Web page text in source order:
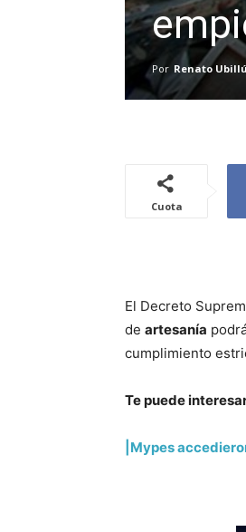
Por Renato
Cuota
El Decreto
de artesanía
cumplimiento
Te puede
|Mypes